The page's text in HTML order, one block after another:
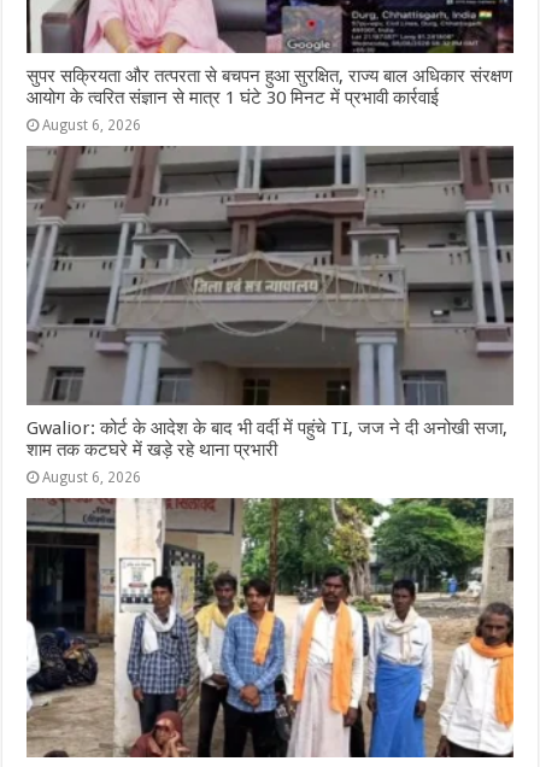
सुपर सक्रियता और तत्परता से बचपन हुआ सुरक्षित, राज्य बाल अधिकार संरक्षण
आयोग के त्वरित संज्ञान से मात्र 1 घंटे 30 मिनट में प्रभावी कार्रवाई
August 6, 2026
Gwalior: कोर्ट के आदेश के बाद भी वर्दी में पहुंचे TI, जज ने दी अनोखी सजा,
शाम तक कटघरे में खड़े रहे थाना प्रभारी
August 6, 2026